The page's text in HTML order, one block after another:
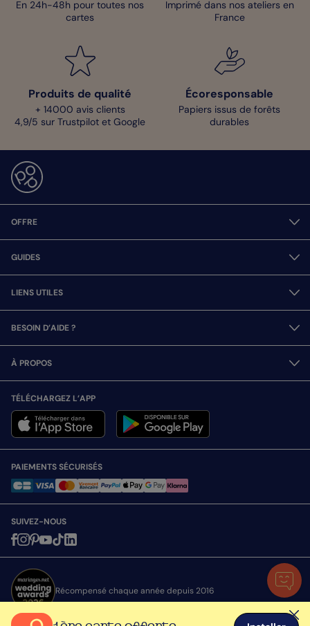
En 24h-48h pour toutes nos
cartes
Imprimé dans nos ateliers en
France
Produits de qualité
+ 14000 avis clients
4,9/5 sur Trustpilot et Google
Écoresponsable
Papiers issus de forêts
durables
OFFRE
GUIDES
LIENS UTILES
BESOIN D’AIDE ?
À PROPOS
TÉLÉCHARGEZ L’APP
PAIEMENTS SÉCURISÉS
SUIVEZ-NOUS
Récompensé chaque année depuis 2016